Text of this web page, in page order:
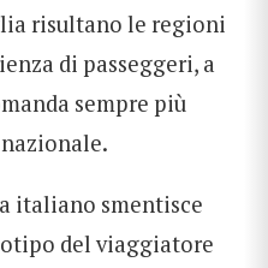
risultano le regioni
di passeggeri, a
sempre più
italiano smentisce
del viaggiatore